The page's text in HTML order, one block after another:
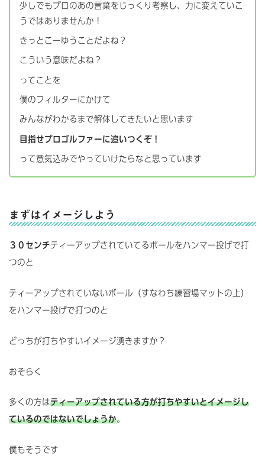
少しでもプロのあの言葉をじっくり考察し、力に変えていこ
うではありませんか！
きっとこーゆうことだよね？
こういう意味だよね？
ってことを
僕のフィルターにかけて
みんながわかるまで解体してきたいと思います
目指せプロゴルファーに追いつくぞ！
って意気込みでやっていけたらなと思っています
まずはイメージしよう
３０センチティーアップされていてるボールをハンマー投げで打
つのと
ティーアップされていないボール（すなわち練習場マットの上）
をハンマー投げで打つのと
どっちが打ちやすいイメージ湧きますか？
おそらく
多くの方はティーアップされている方が打ちやすいとイメージし
ているのではないでしょうか。
僕もそうです